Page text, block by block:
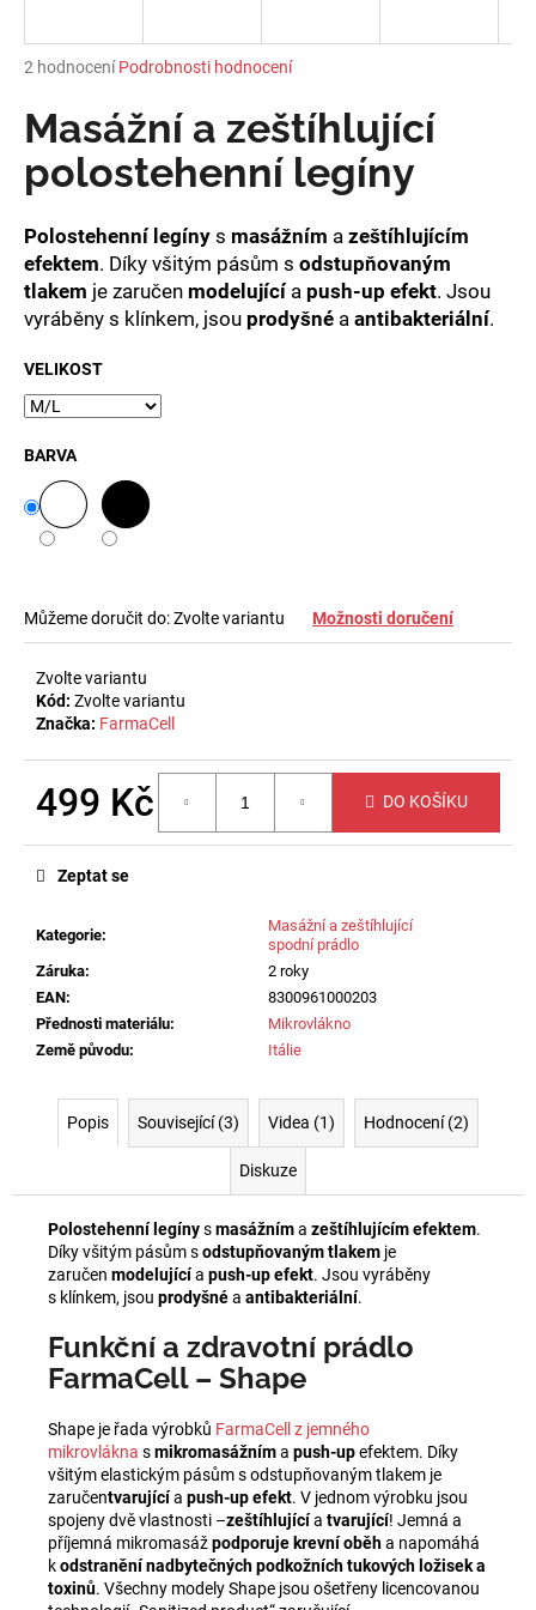
Průměrné
produktu
je
hvězdiček.
2 hodnocení Podrobnosti hodnocení
Masážní a zeštíhlující
polostehenní legíny
Polostehenní legíny s masážním a zeštíhlujícím
efektem. Díky všitým pásům s odstupňovaným
tlakem je zaručen modelujícía push-up efekt. Jsou
vyráběny s klínkem, jsou prodyšné a antibakteriální.
VELIKOST
BARVA
Můžeme doručit do:Zvolte variantu Možnosti doručení
Zvolte variantu
Kód: Zvolte variantu
Značka: FarmaCell
499 Kč DO KOŠÍKU
Kategorie:
Masážní a zeštíhlující
spodní prádlo
Záruka:
2 roky
EAN:
8300961000203
Přednosti materiálu:
Mikrovlákno
Země původu: Itálie
Zeptat se
Popis Související (3) Videa (1) Hodnocení (2)
Diskuze
Polostehenní legínysmasážníma zeštíhlujícím efektem.
Díky všitým pásům sodstupňovaným tlakem je
zaručen modelujícía push-up efekt. Jsou vyráběny
s klínkem, jsou prodyšnéa antibakteriální.
Funkční a zdravotní prádlo
FarmaCell – Shape
Shape je řada výrobků FarmaCell z jemného
mikrovlákna smikromasážníma push-upefektem. Díky
všitým elastickým pásům s odstupňovaným tlakem je
zaručentvarujícía push-up efekt. V jednom výrobku jsou
spojeny dvě vlastnosti –zeštíhlujícía tvarující! Jemná a
příjemná mikromasážpodporuje krevní oběha napomáhá
kodstranění nadbytečných podkožních tukových ložisek a
toxinů. Všechny modely Shape jsou ošetřeny licencovanou
j
t
HLEDAT
D
o
o
u
e
m
e
ZEŠTÍHLUJÍCÍ
PÁS
NA
Z
MIKROVLÁKNA